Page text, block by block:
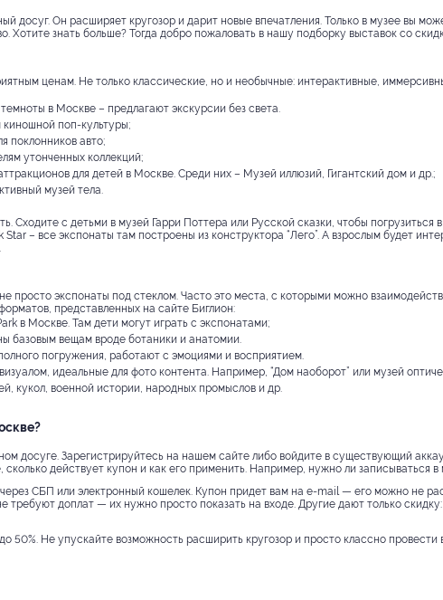
досуг. Он расширяет кругозор и дарит новые впечатления. Только в музее вы
Хотите знать больше? Тогда добро пожаловать в нашу подборку выставок со
ценам. Не только классические, но и необычные: интерактивные,
в Москве – предлагают экскурсии без света.
поп-культуры;
поклонников авто;
утонченных коллекций;
для детей в Москве. Среди них – Музей иллюзий, Гигантский дом и др.;
музей тела.
Сходите с детьми в музей Гарри Поттера или Русской сказки, чтобы
– все экспонаты там построены из конструктора “Лего”. А взрослым будет
экспонаты под стеклом. Часто это места, с которыми можно
представленных на сайте Биглион:
в Москве. Там дети могут играть с экспонатами;
базовым вещам вроде ботаники и анатомии.
погружения, работают с эмоциями и восприятием.
идеальные для фото контента. Например, “Дом наоборот” или музей
кукол, военной истории, народных промыслов и др.
досуге. Зарегистрируйтесь на нашем сайте либо войдите в существующий
действует купон и как его применить. Например, нужно ли записываться в
СБП или электронный кошелек. Купон придет вам на e-mail — его можно не
требуют доплат — их нужно просто показать на входе. Другие дают только
50%. Не упускайте возможность расширить кругозор и просто классно провести